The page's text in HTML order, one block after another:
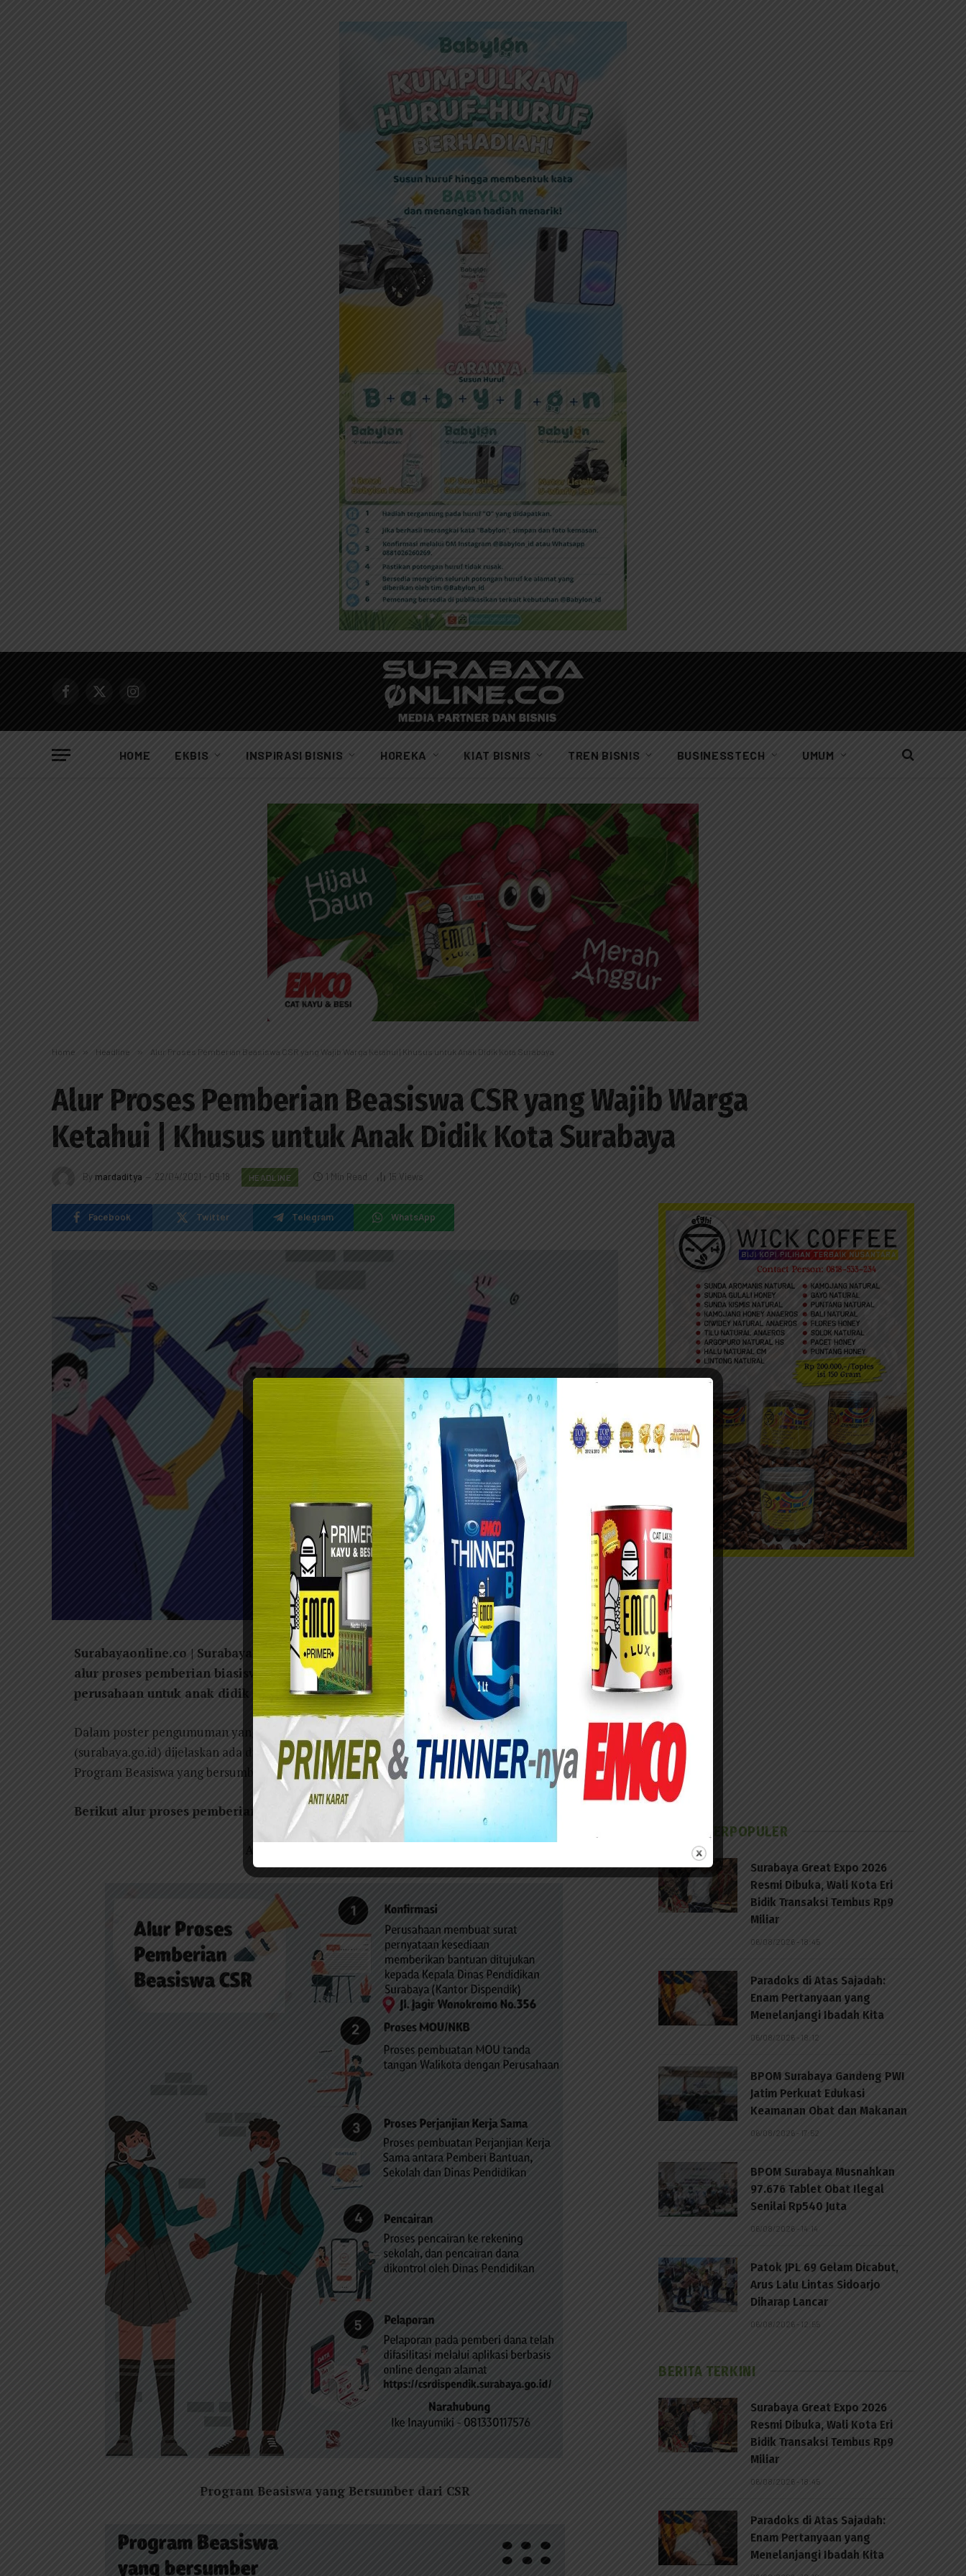
Facebook
X
Instagram
HOME EKBIS INSPIRASI BISNIS HOREKA KIAT BISNIS TREN BISNIS BUSINESSTECH UMUM
Home » Headline » Alur Proses Pemberian Beasiswa CSR yang Wajib Warga Ketahui | Khusus untuk Anak Didik Kota Surabaya
Alur Proses Pemberian Beasiswa CSR yang Wajib Warga
Ketahui | Khusus untuk Anak Didik Kota Surabaya
By mardaditya 22/04/2021 - 09:18 HEADLINE 1 Min Read 15 Views
Facebook Twitter Telegram WhatsApp
Surabayaonline.co | Surabaya – Pemkot Surabaya mengeluarkan pengumuman terkait
alur proses pemberian biasiswa Corporate Social Responsibility (CSR) dari
perusahaan untuk anak didik warga Kota Surabaya, Kamis (22/4/2021).
Dalam poster pengumuman yang dibuat dilaman situ resmi milik Pemkot Surabaya
(surabaya.go.id) dijelaskan ada dua poin: Pertama Alur Proses Pemberian Beasiswa CSR, Kedua
Program Beasiswa yang bersumber CSR
Berikut alur proses pemberian beasiswa CSR yang wajib kita ketahui:
Program Beasiswa yang Bersumber dari CSR
BERITA TERPOPULER
Surabaya Great Expo 2026
Resmi Dibuka, Wali Kota Eri
Bidik Transaksi Tembus Rp9
Miliar
06/08/2026 - 18:45
Paradoks di Atas Sajadah:
Enam Pertanyaan yang
Menelanjangi Ibadah Kita
06/08/2026 - 18:12
BPOM Surabaya Gandeng PWI
Jatim Perkuat Edukasi
Keamanan Obat dan Makanan
06/08/2026 - 17:52
BPOM Surabaya Musnahkan
97.676 Tablet Obat Ilegal
Senilai Rp540 Juta
06/08/2026 - 14:14
Patok JPL 69 Gelam Dicabut,
Arus Lalu Lintas Sidoarjo
Diharap Lancar
06/08/2026 - 12:55
BERITA TERKINI
Surabaya Great Expo 2026
Resmi Dibuka, Wali Kota Eri
Bidik Transaksi Tembus Rp9
Miliar
06/08/2026 - 18:45
Paradoks di Atas Sajadah:
Enam Pertanyaan yang
Menelanjangi Ibadah Kita